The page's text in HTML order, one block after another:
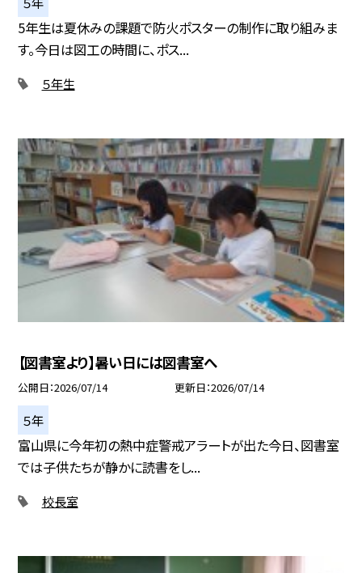
5年生は夏休みの課題で防火ポスターの制作に取り組みま
す。今日は図工の時間に、ポス...
５年生
【図書室より】暑い日には図書室へ
公開日 2026/07/14 更新日 2026/07/14
５年
富山県に今年初の熱中症警戒アラートが出た今日、図書室
では子供たちが静かに読書をし...
校長室